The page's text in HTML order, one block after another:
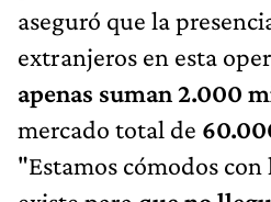
aseguró que la
extranjeros en esta
apenas suman 2.000
mercado total de
"Estamos cómodos